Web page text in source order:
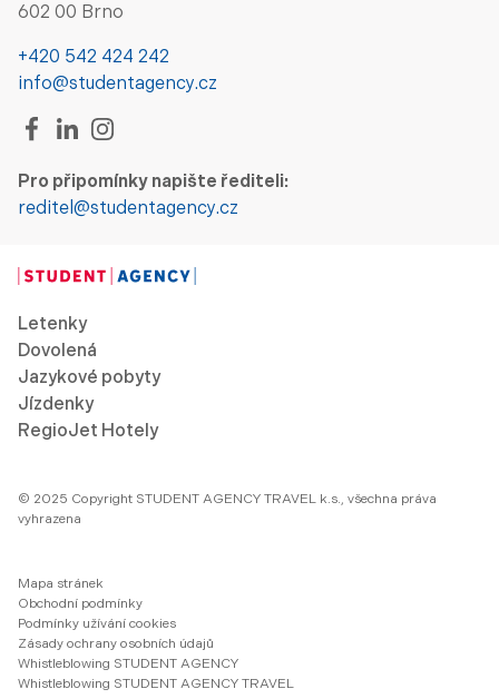
602 00 Brno
+420 542 424 242
info@studentagency.cz
Pro připomínky napište řediteli:
reditel@studentagency.cz
Letenky
Dovolená
Jazykové pobyty
Jízdenky
RegioJet Hotely
© 2025 Copyright STUDENT AGENCY TRAVEL k.s., všechna práva
vyhrazena
Mapa stránek
Obchodní podmínky
Podmínky užívání cookies
Zásady ochrany osobních údajů
Whistleblowing STUDENT AGENCY
Whistleblowing STUDENT AGENCY TRAVEL